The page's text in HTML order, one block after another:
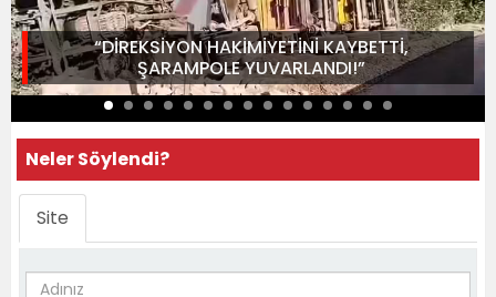
“DİREKSİYON HAKİMİYETİNİ KAYBETTİ,
ŞARAMPOLE YUVARLANDI!”
Neler Söylendi?
Site